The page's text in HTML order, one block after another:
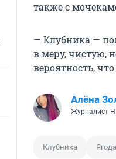
также с
— Клубника —
в меру, чистую,
вероятность,
Алёна
Журналист
Клубника Ягода